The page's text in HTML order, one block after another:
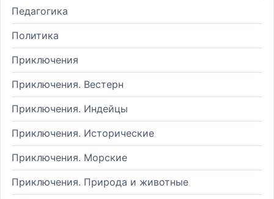
Педагогика
Политика
Приключения
Приключения. Вестерн
Приключения. Индейцы
Приключения. Исторические
Приключения. Морские
Приключения. Природа и животные